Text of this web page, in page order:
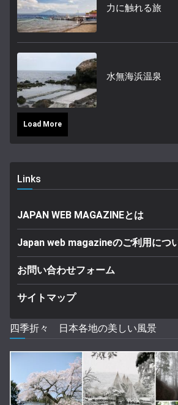
力に触れる旅
水無海浜温泉
Load More
Links
JAPAN WEB MAGAZINEとは
Japan web magazineのご利用につ
お問い合わせフォーム
サイトマップ
四季折々 日本各地の美しい風景